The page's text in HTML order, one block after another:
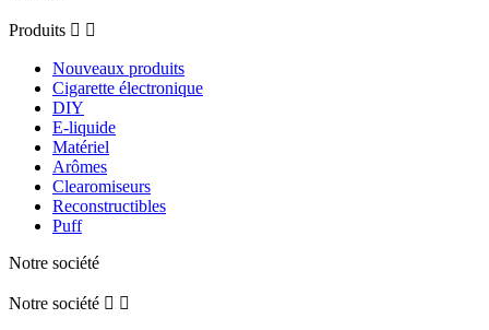
Produits  
Nouveaux produits
Cigarette électronique
DIY
E-liquide
Matériel
Arômes
Clearomiseurs
Reconstructibles
Puff
Notre société
Notre société  